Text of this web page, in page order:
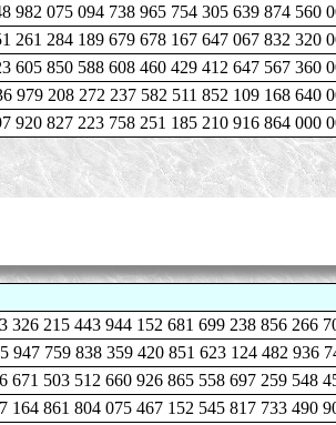
075 094 738 965 754 305 639 874 560
261 284 189 679 678 167 647 067 832 320
605 850 588 608 460 429 412 647 567 360
979 208 272 237 582 511 852 109 168 640
827 223 758 251 185 210 916 864 000
326 215 443 944 152 681 699 238 856 266
947 759 838 359 420 851 623 124 482 936
671 503 512 660 926 865 558 697 259 548
164 861 804 075 467 152 545 817 733 490